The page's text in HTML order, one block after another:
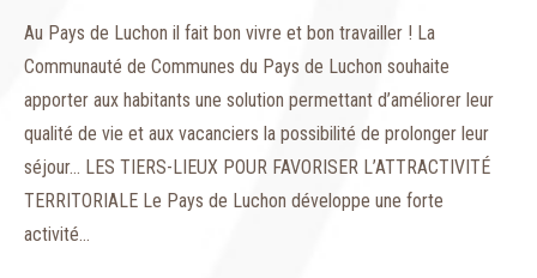
Au Pays de Luchon il fait bon vivre et bon travailler ! La
Communauté de Communes du Pays de Luchon souhaite
apporter aux habitants une solution permettant d’améliorer leur
qualité de vie et aux vacanciers la possibilité de prolonger leur
séjour… LES TIERS-LIEUX POUR FAVORISER L’ATTRACTIVITÉ
TERRITORIALE Le Pays de Luchon développe une forte
activité…